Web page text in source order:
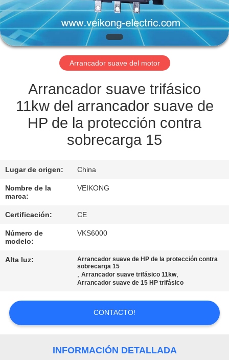
LA
FÁBRICA
CONTROL
CALIDAD
CONTÁCTENOS
UNA
COTIZACIÓN
MAPA
DEL
DE
PRIVACIDAD
Arrancador suave del motor
Arrancador suave trifásico
11kw del arrancador suave de
HP de la protección contra
sobrecarga 15
Lugar de origen: China
Nombre de la
marca:
VEIKONG
Certificación: CE
Número de
modelo:
VKS6000
Alta luz:
Arrancador suave de HP de la protección contra
sobrecarga 15
,Arrancador suave trifásico 11kw,
Arrancador suave de 15 HP trifásico
CONTACTO!
INFORMACIÓN DETALLADA